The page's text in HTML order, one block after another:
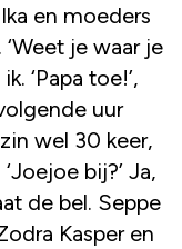
en moeders
je waar je
‘Papa toe!’,
uur
wel 30 keer,
bij?’ Ja,
de bel. Seppe
Kasper en